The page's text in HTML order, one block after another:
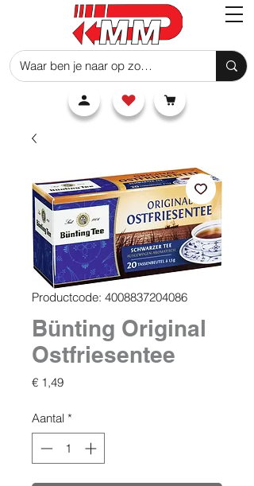
Productcode: 4008837204086
Bünting Original
Ostfriesentee
€ 1,49Prijs
Aantal *